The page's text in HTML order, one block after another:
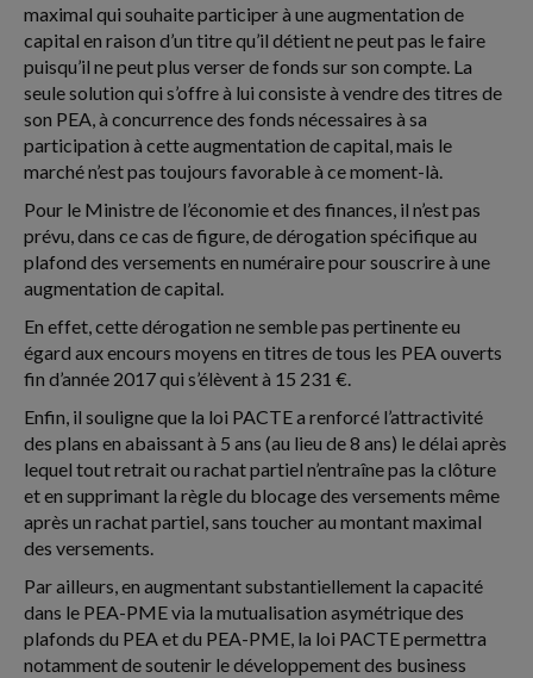
maximal qui souhaite participer à une augmentation de
capital en raison d’un titre qu’il détient ne peut pas le faire
puisqu’il ne peut plus verser de fonds sur son compte. La
seule solution qui s’offre à lui consiste à vendre des titres de
son PEA, à concurrence des fonds nécessaires à sa
participation à cette augmentation de capital, mais le
marché n’est pas toujours favorable à ce moment-là.
Pour le Ministre de l’économie et des finances, il n’est pas
prévu, dans ce cas de figure, de dérogation spécifique au
plafond des versements en numéraire pour souscrire à une
augmentation de capital.
En effet, cette dérogation ne semble pas pertinente eu
égard aux encours moyens en titres de tous les PEA ouverts
fin d’année 2017 qui s’élèvent à 15 231 €.
Enfin, il souligne que la loi PACTE a renforcé l’attractivité
des plans en abaissant à 5 ans (au lieu de 8 ans) le délai après
lequel tout retrait ou rachat partiel n’entraîne pas la clôture
et en supprimant la règle du blocage des versements même
après un rachat partiel, sans toucher au montant maximal
des versements.
Par ailleurs, en augmentant substantiellement la capacité
dans le PEA-PME via la mutualisation asymétrique des
plafonds du PEA et du PEA-PME, la loi PACTE permettra
notamment de soutenir le développement des business